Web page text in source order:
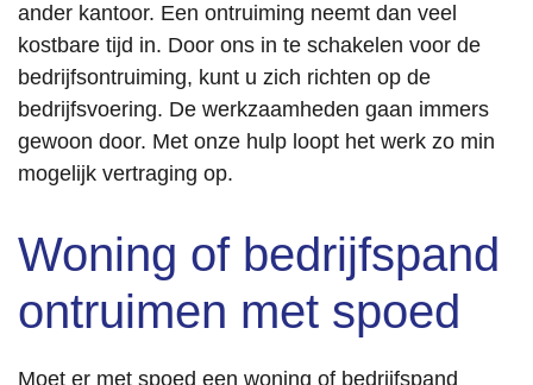
ander kantoor. Een ontruiming neemt dan veel
kostbare tijd in. Door ons in te schakelen voor de
bedrijfsontruiming, kunt u zich richten op de
bedrijfsvoering. De werkzaamheden gaan immers
gewoon door. Met onze hulp loopt het werk zo min
mogelijk vertraging op.
Woning of bedrijfspand
ontruimen met spoed
Moet er met spoed een woning of bedrijfspand